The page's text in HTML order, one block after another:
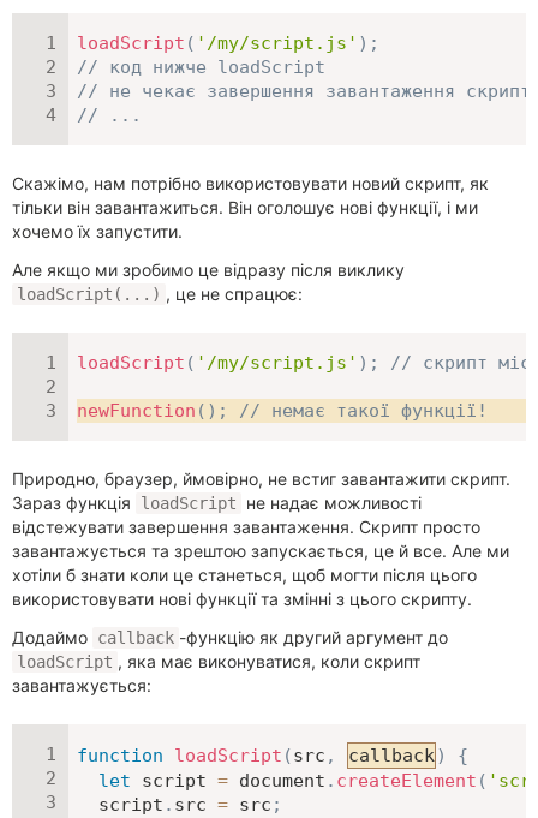
loadScript ( '/my/script.js' ) ;
// код нижче loadScript
// не чекає завершення завантаження
// ...
Скажімо, нам потрібно використовувати новий скрипт, як
тільки він завантажиться. Він оголошує нові функції, і ми
хочемо їх запустити.
Але якщо ми зробимо це відразу після виклику
loadScript(...) , це не спрацює:
loadScript ( '/my/script.js' ) ; // скрипт
newFunction ( ) ; // немає такої функції!
Природно, браузер, ймовірно, не встиг завантажити скрипт.
Зараз функція
loadScript
не надає можливості
відстежувати завершення завантаження. Скрипт просто
завантажується та зрештою запускається, це й все. Але ми
хотіли б знати коли це станеться, щоб могти після цього
використовувати нові функції та змінні з цього скрипту.
Додаймо callback -функцію як другий аргумент до
loadScript , яка має виконуватися, коли скрипт
завантажується:
function loadScript (src , callback)
{
let script = document . createElement (
  script
. src = src ;